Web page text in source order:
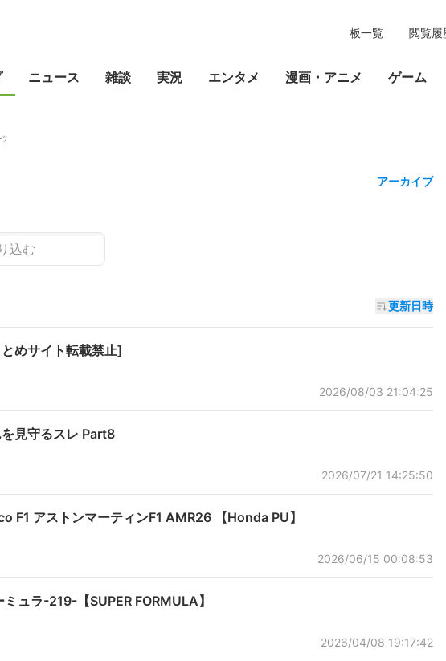
板一覧 閲覧履
ニュース 雑談 実況 エンタメ 漫画・アニメ ゲーム
ﾂ
アーカイブ
更新日時
めサイト転載禁止]
2026/08/03 21:04:25
見守るスレ Part8
2026/07/21 14:25:50
F1 アストンマーティンF1 AMR26 【Honda PU】
2026/06/15 00:08:53
ミュラ-219-【SUPER FORMULA】
2026/04/08 19:17:42